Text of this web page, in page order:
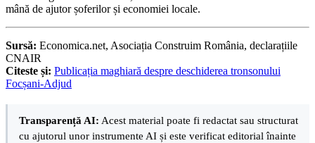
mână de ajutor șoferilor și economiei locale.
Sursă: Economica.net, Asociația Construim România, declarațiile
CNAIR
Citeste și: Publicația maghiară despre deschiderea tronsonului
Focșani-Adjud
Transparență AI: Acest material poate fi redactat sau structurat
cu ajutorul unor instrumente AI și este verificat editorial înainte